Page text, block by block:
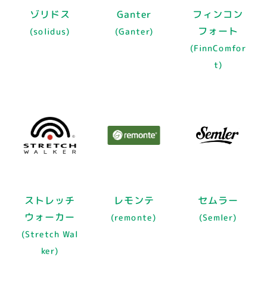
ゾリドス
(solidus)
Ganter
(Ganter)
フィンコン
フォート
(FinnComfor
t)
ストレッチ
ウォーカー
(Stretch Wal
ker)
レモンテ
(remonte)
セムラー
(Semler)